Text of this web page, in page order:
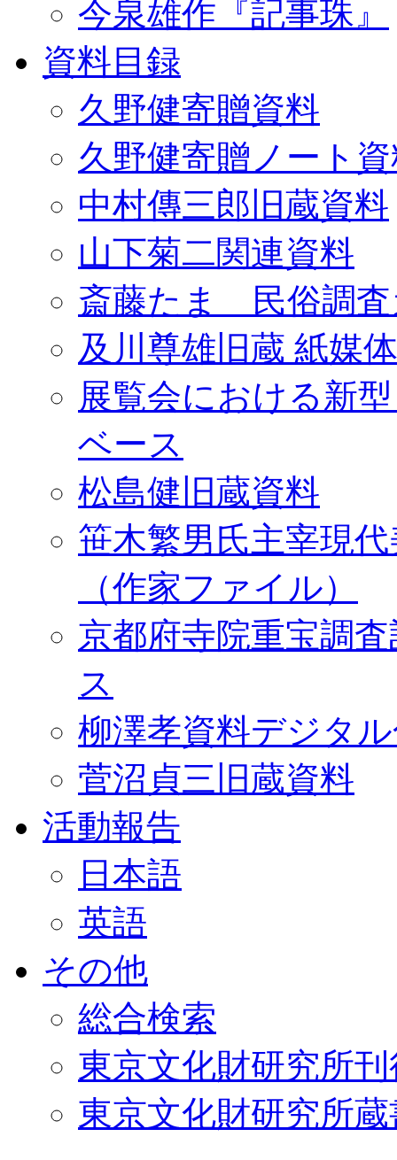
今泉雄作『記事珠』
資料目録
久野健寄贈資料
久野健寄贈ノート
中村傳三郎旧蔵資料
山下菊二関連資料
斎藤たま 民俗調査
及川尊雄旧蔵 紙媒
展覧会における新
ベース
松島健旧蔵資料
笹木繁男氏主宰現
（作家ファイル）
京都府寺院重宝調
ス
柳澤孝資料デジタ
菅沼貞三旧蔵資料
活動報告
日本語
英語
その他
総合検索
東京文化財研究所
東京文化財研究所